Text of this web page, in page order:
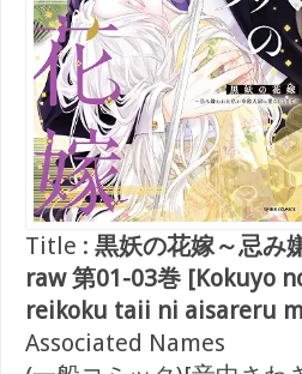
Title : 黒妖の花嫁～忌み
raw 第01-03巻 [Kokuyo
reikoku taii ni aisareru
Associated Names